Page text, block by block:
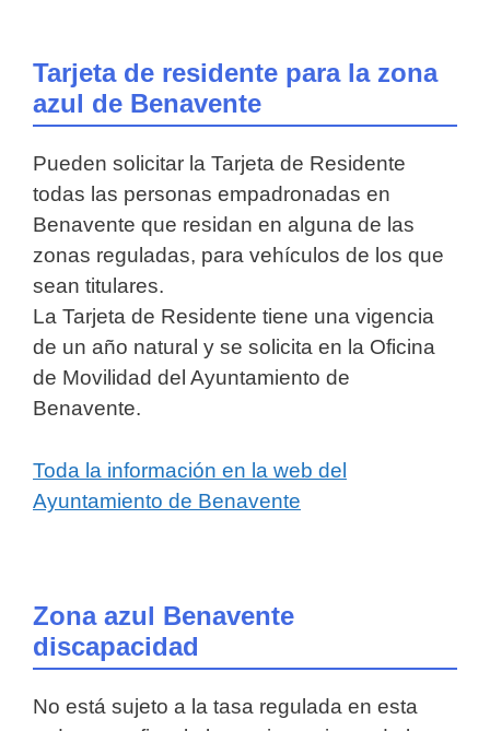
Tarjeta de residente para la zona
azul de Benavente
Pueden solicitar la Tarjeta de Residente
todas las personas empadronadas en
Benavente que residan en alguna de las
zonas reguladas, para vehículos de los que
sean titulares.
La Tarjeta de Residente tiene una vigencia
de un año natural y se solicita en la Oficina
de Movilidad del Ayuntamiento de
Benavente.
Toda la información en la web del
Ayuntamiento de Benavente
Zona azul Benavente
discapacidad
No está sujeto a la tasa regulada en esta